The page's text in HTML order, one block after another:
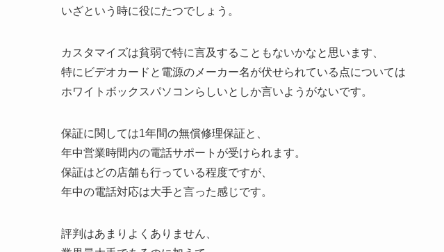
いざという時に役にたつでしょう。
カスタマイズは貧弱で特に言及することもないかなと思います、
特にビデオカードと電源のメーカー名が伏せられている点については
ホワイトボックスパソコンらしいとしか言いようがないです。
保証に関しては1年間の無償修理保証と、
年中営業時間内の電話サポートが受けられます。
保証はどの店舗も行っている程度ですが、
年中の電話対応は大手と言った感じです。
評判はあまりよくありません、